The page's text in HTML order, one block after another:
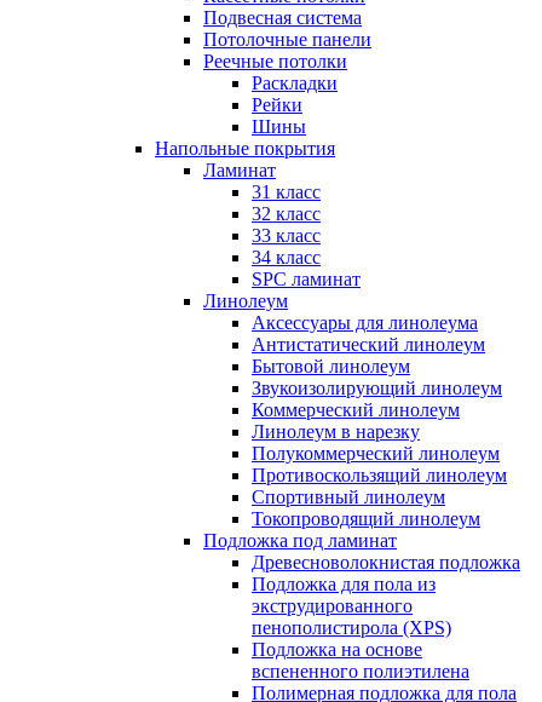
Подвесная система
Потолочные панели
Реечные потолки
Раскладки
Рейки
Шины
Напольные покрытия
Ламинат
31 класс
32 класс
33 класс
34 класс
SPC ламинат
Линолеум
Аксессуары для линолеума
Антистатический линолеум
Бытовой линолеум
Звукоизолирующий линолеум
Коммерческий линолеум
Линолеум в нарезку
Полукоммерческий линолеум
Противоскользящий линолеум
Спортивный линолеум
Токопроводящий линолеум
Подложка под ламинат
Древесноволокнистая подложка
Подложка для пола из
экструдированного
пенополистирола (XPS)
Подложка на основе
вспененного полиэтилена
Полимерная подложка для пола